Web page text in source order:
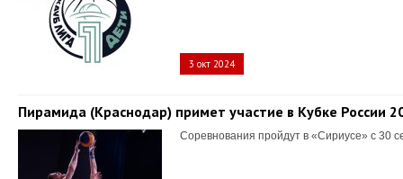
3 окт 2024
Пирамида (Краснодар) примет участие в Кубке России
Соревнования пройдут в «Сириусе» с 30